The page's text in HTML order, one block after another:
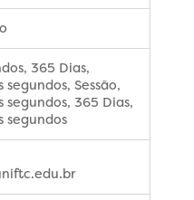
365 Dias,
Sessão,
segundos, 365 Dias,
segundos